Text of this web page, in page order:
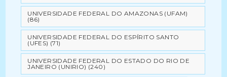
UNIVERSIDADE FEDERAL DO AMAZONAS (UFAM)
(86)
UNIVERSIDADE FEDERAL DO ESPÍRITO SANTO
(UFES) (71)
UNIVERSIDADE FEDERAL DO ESTADO DO RIO DE
JANEIRO (UNIRIO) (240)